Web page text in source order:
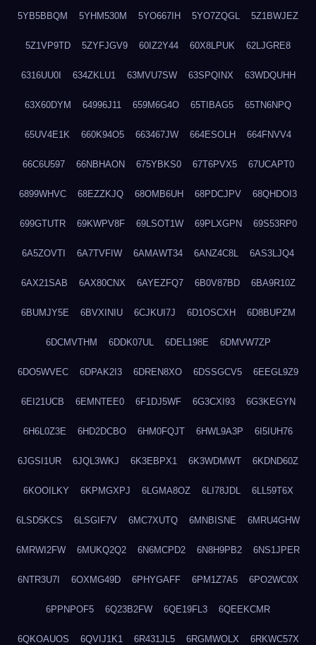
5YB5BBQM 5YHM530M 5YO667IH 5YO7ZQGL 5Z1BWJEZ
5Z1VP9TD 5ZYFJGV9 60IZ2Y44 60X8LPUK 62LJGRE8
6316UU0I 634ZKLU1 63MVU7SW 63SPQINX 63WDQUHH
63X60DYM 64996J11 659M6G4O 65TIBAG5 65TN6NPQ
65UV4E1K 660K94O5 663467JW 664ESOLH 664FNVV4
66C6U597 66NBHAON 675YBKS0 67T6PVX5 67UCAPT0
6899WHVC 68EZZKJQ 68OMB6UH 68PDCJPV 68QHDOI3
699GTUTR 69KWPV8F 69LSOT1W 69PLXGPN 69S53RP0
6A5ZOVTI 6A7TVFIW 6AMAWT34 6ANZ4C8L 6AS3LJQ4
6AX21SAB 6AX80CNX 6AYEZFQ7 6B0V87BD 6BA9R10Z
6BUMJY5E 6BVXINIU 6CJKUI7J 6D1OSCXH 6D8BUPZM
6DCMVTHM 6DDK07UL 6DEL198E 6DMVW7ZP
6DO5WVEC 6DPAK2I3 6DREN8XO 6DSSGCV5 6EEGL9Z9
6EI21UCB 6EMNTEE0 6F1DJ5WF 6G3CXI93 6G3KEGYN
6H6L0Z3E 6HD2DCBO 6HM0FQJT 6HWL9A3P 6I5IUH76
6JGSI1UR 6JQL3WKJ 6K3EBPX1 6K3WDMWT 6KDND60Z
6KOOILKY 6KPMGXPJ 6LGMA8OZ 6LI78JDL 6LL59T6X
6LSD5KCS 6LSGIF7V 6MC7XUTQ 6MNBISNE 6MRU4GHW
6MRWI2FW 6MUKQ2Q2 6N6MCPD2 6N8H9PB2 6NS1JPER
6NTR3U7I 6OXMG49D 6PHYGAFF 6PM1Z7A5 6PO2WC0X
6PPNPOF5 6Q23B2FW 6QE19FL3 6QEEKCMR
6QKOAUOS 6QVIJ1K1 6R431JL5 6RGMWOLX 6RKWC57X